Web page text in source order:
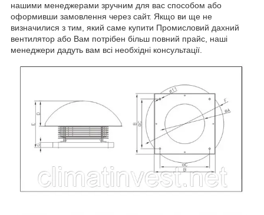
нашими менеджерами зручним для вас способом або
оформивши замовлення через сайт. Якщо ви ще не
визначилися з тим, який саме купити Промисловий дахний
вентилятор або Вам потрібен більш повний прайс, наші
менеджери дадуть вам всі необхідні консультації.